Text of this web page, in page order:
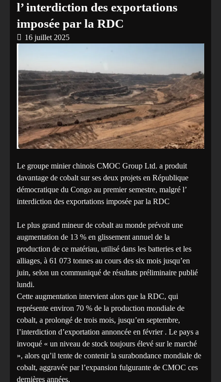
l’ interdiction des exportations
imposée par la RDC
16 juillet 2025
Le groupe minier chinois CMOC Group Ltd. a produit
davantage de cobalt sur ses deux projets en République
démocratique du Congo au premier semestre, malgré l’
interdiction des exportations imposée par la RDC
Le plus grand mineur de cobalt au monde prévoit une
augmentation de 13 % en glissement annuel de la
production de ce matériau, utilisé dans les batteries et les
alliages, à 61 073 tonnes au cours des six mois jusqu’en
juin, selon un communiqué de résultats préliminaire publié
lundi.
Cette augmentation intervient alors que la RDC, qui
représente environ 70 % de la production mondiale de
cobalt, a prolongé de trois mois, jusqu’en septembre,
l’interdiction d’exportation annoncée en février . Le pays a
invoqué « un niveau de stock toujours élevé sur le marché
», alors qu’il tente de contenir la surabondance mondiale de
cobalt, aggravée par l’expansion fulgurante de CMOC ces
dernières années.